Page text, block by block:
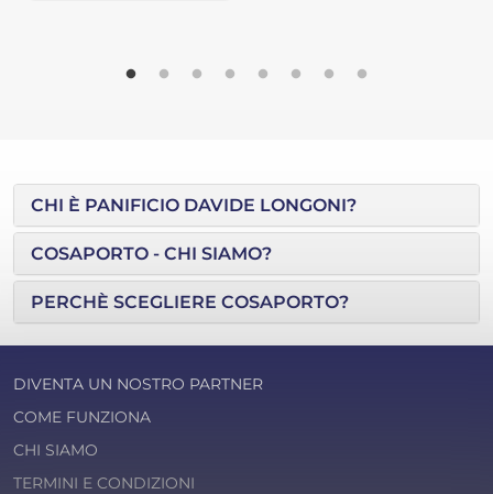
CHI È PANIFICIO DAVIDE LONGONI?
COSAPORTO - CHI SIAMO?
PERCHÈ SCEGLIERE COSAPORTO?
DIVENTA UN NOSTRO PARTNER
COME FUNZIONA
CHI SIAMO
TERMINI E CONDIZIONI